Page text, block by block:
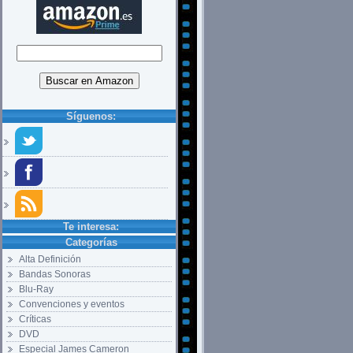
Síguenos:
Te interesa:
Categorías
Alta Definición
Bandas Sonoras
Blu-Ray
Convenciones y eventos
Críticas
DVD
Especial James Cameron